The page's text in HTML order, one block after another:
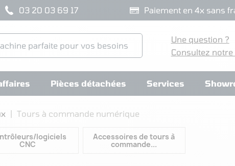
03 20 03 69 17 Paiement en 4x sans
Une question ?
Consultez notre
Pièces détachées Services
Tours à commande numérique
logiciels
CNC
Accessoires de tours à
commande...